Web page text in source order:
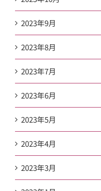
2023年9月
2023年8月
2023年7月
2023年6月
2023年5月
2023年4月
2023年3月